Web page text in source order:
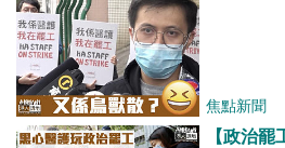
焦點新聞
【政治